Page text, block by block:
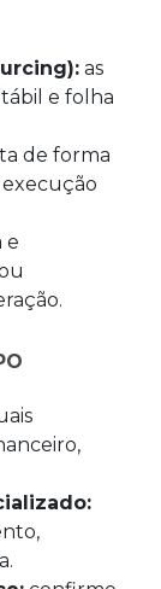
as
e folha
de forma
e